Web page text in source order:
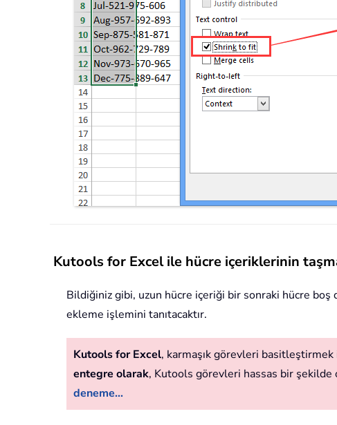
Kutools for Excel ile hücre içeriklerinin
Bildiğiniz gibi, uzun hücre içeriği bir sonraki hücre
ekleme işlemini tanıtacaktır.
Kutools for Excel, karmaşık görevleri basitleştirmek
entegre olarak, Kutools görevleri hassas bir
deneme...